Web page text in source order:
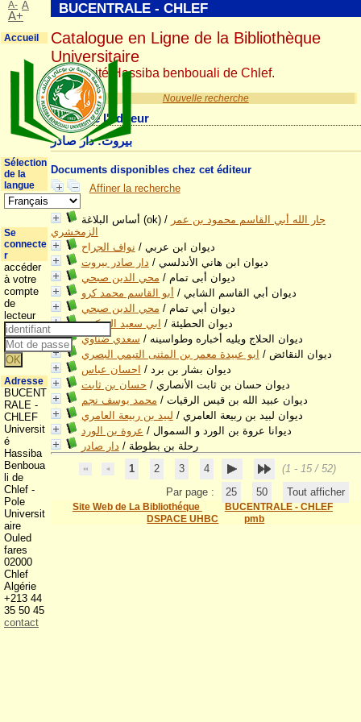
Nouvelle recherche
Détail de l'éditeur
بيروت: دار صادر
Documents disponibles chez cet éditeur
Affiner la recherche
أساس البلاغة (ok)/ جار الله أبي القاسم محمود بن عمر
الزمخشري
ديوان ابن عربي / نواف الجراح
ديوان ابن هاني الأندلسي / دار صادر بيروت
ديوان أبى تمام / محي الدين صبحي
ديوان أبي القاسم الشابي / أبو القاسم محمد كرو
ديوان أبي تمام / محي الدين صبحي
ديوان الحطيئة / ابي سعيد السكري
ديوان الحلاج ويليه أخباره وطواسينه / سعدي ضناوي
ديوان النقائض / ابو عبيدة معمر بن المثنى التيمي البصري
ديوان بشار بن برد / احسان عباس
ديوان حسان بن ثابت الأنصاري / حسان بن ثابت
ديوان عبيد الله بن قيس الرقيات / محمد يوسف نجم
ديوان لبيد بن ربيعة العامري / لبيد بن ربيعة العامري
ديوانا عروة بن الورد و السموال / عروة بن الورد
رحلة بن بطوطة / دار صادر
1
2 3 4
(1 - 15 / 52)
Par page :
25 50 Tout afficher
Site Web de La Bibliothéque
BUCENTRALE - CHLEF
DSPACE UHBC
pmb
BUCENTRALE - CHLEF
Catalogue en Ligne de la Bibliothèque
Universitaire
Université Hassiba benbouali de Chlef.
A- A
A+
Accueil
Sélection
de la
langue
Se
connecte
r
accéder
à votre
compte
de
lecteur
Adresse
BUCENT
RALE -
CHLEF
Universit
é
Hassiba
Benboua
li de
Chlef -
Pole
Universit
aire
Ouled
fares
02000
Chlef
Algérie
+213 44
35 50 45
contact